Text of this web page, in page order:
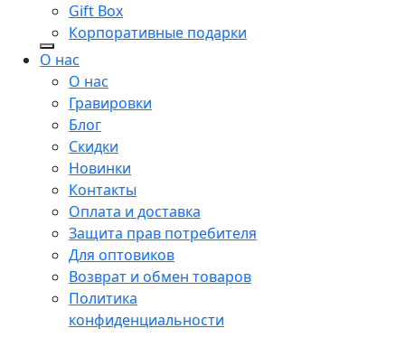
Gift Box
Корпоративные подарки
О нас
О нас
Гравировки
Блог
Скидки
Новинки
Контакты
Оплата и доставка
Защита прав потребителя
Для оптовиков
Возврат и обмен товаров
Политика
конфиденциальности